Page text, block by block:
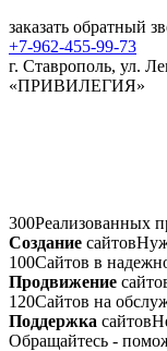
заказать обратный
+7-962-455-99-73
г. Ставрополь, ул.
«ПРИВИЛЕГИЯ»
300Реализованных
Создание сайтов
100Сайтов в
Продвижение
120Сайтов на
Поддержка сайтов
Обращайтесь -